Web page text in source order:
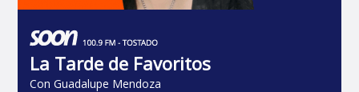
La Tarde de Favoritos
Con Guadalupe Mendoza